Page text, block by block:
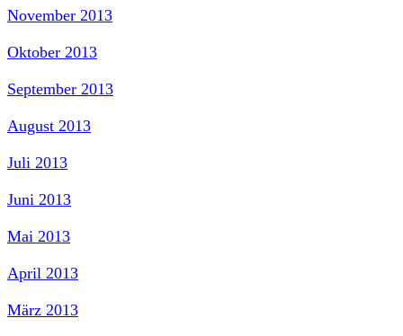
November 2013
Oktober 2013
September 2013
August 2013
Juli 2013
Juni 2013
Mai 2013
April 2013
März 2013